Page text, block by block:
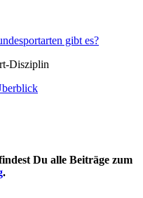
gibt es?
Du alle Beiträge zum
.